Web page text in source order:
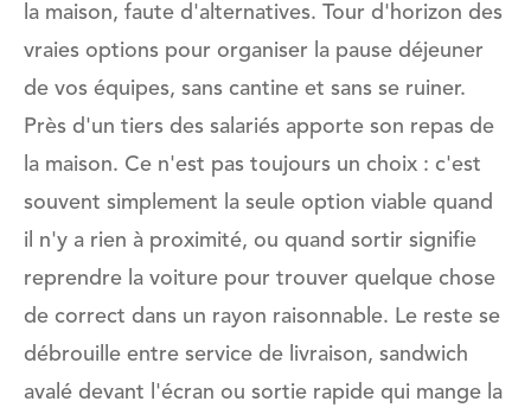
la maison, faute d'alternatives. Tour d'horizon des
vraies options pour organiser la pause déjeuner
de vos équipes, sans cantine et sans se ruiner.
Près d'un tiers des salariés apporte son repas de
la maison. Ce n'est pas toujours un choix : c'est
souvent simplement la seule option viable quand
il n'y a rien à proximité, ou quand sortir signifie
reprendre la voiture pour trouver quelque chose
de correct dans un rayon raisonnable. Le reste se
débrouille entre service de livraison, sandwich
avalé devant l'écran ou sortie rapide qui mange la